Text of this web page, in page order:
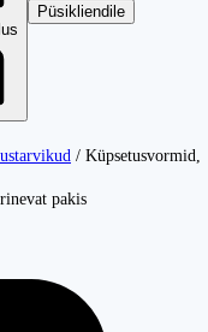
Püsikliendile
/ Küpsetusvormid,
pakis